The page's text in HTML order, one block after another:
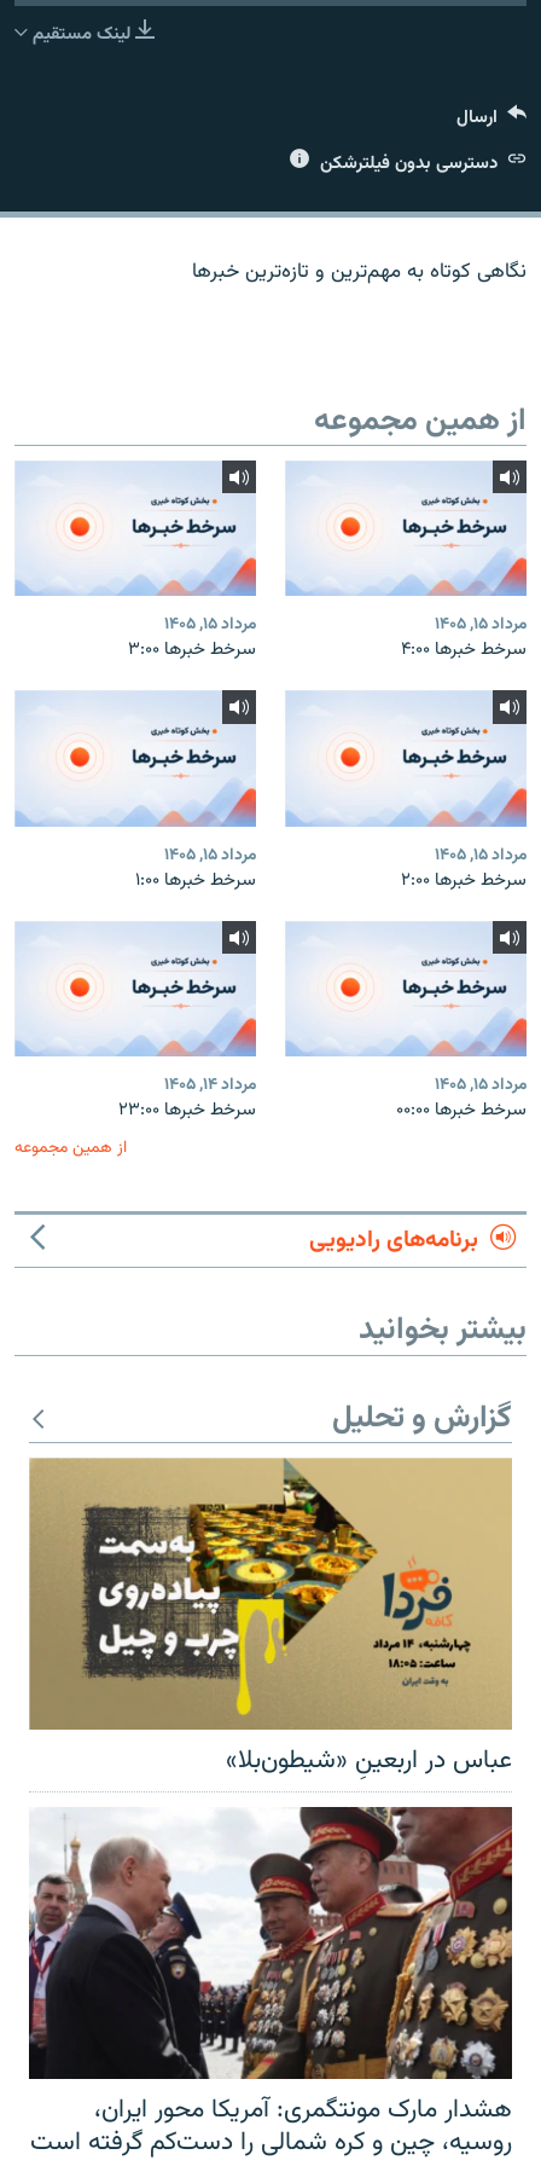
لینک مستقیم
ارسال
دسترسی بدون فیلترشکن
نگاهی کوتاه به مهم‌ترين و تازه‌ترين خبرها
از همین مجموعه
مرداد ۱۵, ۱۴۰۵
سرخط خبرها ۴:۰۰
مرداد ۱۵, ۱۴۰۵
سرخط خبرها ۳:۰۰
مرداد ۱۵, ۱۴۰۵
سرخط خبرها ۲:۰۰
مرداد ۱۵, ۱۴۰۵
سرخط خبرها ۱:۰۰
مرداد ۱۵, ۱۴۰۵
سرخط خبرها ۰۰:۰۰
مرداد ۱۴, ۱۴۰۵
سرخط خبرها ۲۳:۰۰
از همین مجموعه
برنامه‌های رادیویی
بیشتر بخوانید
گزارش و تحلیل
عباس در اربعینِ «شیطون‌بلا»
هشدار مارک مونتگمری: آمریکا محور ایران،
روسیه، چین و کره شمالی را دست‌کم گرفته است